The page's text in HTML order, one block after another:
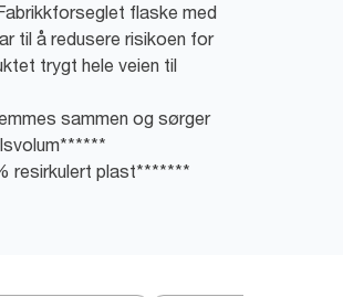
flaske med
til å redusere risikoen for
trygt hele veien til
sammen og sørger
resirkulert plast*******